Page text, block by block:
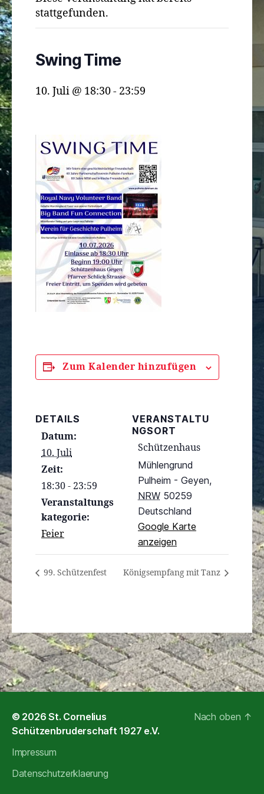
stattgefunden.
Swing Time
10. Juli @ 18:30- 23:59
Zum Kalender hinzufügen
DETAILS
Datum:
10. Juli
Zeit:
18:30 - 23:59
Veranstaltungs
kategorie:
Feier
VERANSTALTU
NGSORT
Schützenhaus
Mühlengrund
Pulheim - Geyen,
NRW 50259
Deutschland
Google Karte
anzeigen
99. Schützenfest Königsempfang mit Tanz
© 2026St. Cornelius
Schützenbruderschaft 1927 e.V.
Impressum
Datenschutzerklaerung
Nach oben ↑